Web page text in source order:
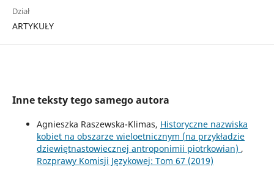
Dział
ARTYKUŁY
Inne teksty tego samego autora
Agnieszka Raszewska-Klimas, Historyczne nazwiska
kobiet na obszarze wieloetnicznym (na przykładzie
dziewiętnastowiecznej antroponimii piotrkowian) ,
Rozprawy Komisji Językowej: Tom 67 (2019)